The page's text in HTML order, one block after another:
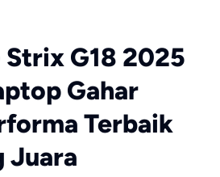
Strix G18 2025
Gahar
Terbaik
Juara